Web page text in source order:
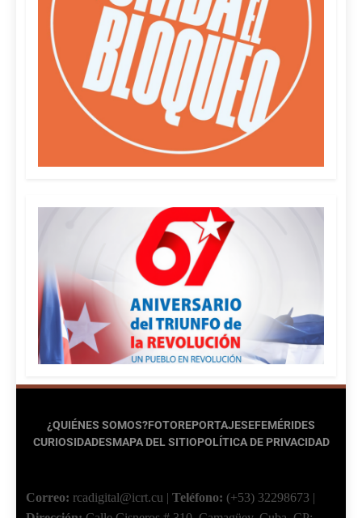
¿QUIÉNES SOMOS?FOTOREPORTAJESEFEMÉRIDES
CURIOSIDADESMAPA DEL SITIOPOLÍTICA DE PRIVACIDAD
Correo: rcadigital@icrt.cu | Teléfono: (+53) 32298673 |